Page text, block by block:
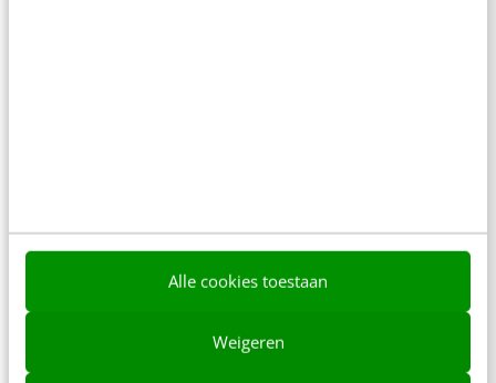
Alle cookies toestaan
Weigeren
Het moet ook beschikken over een bewaakte
parkeerplaats, zodat de vakantiespullen niet al
op de heenreis worden gestolen.
Het is zeer de vraag of het zoeken en